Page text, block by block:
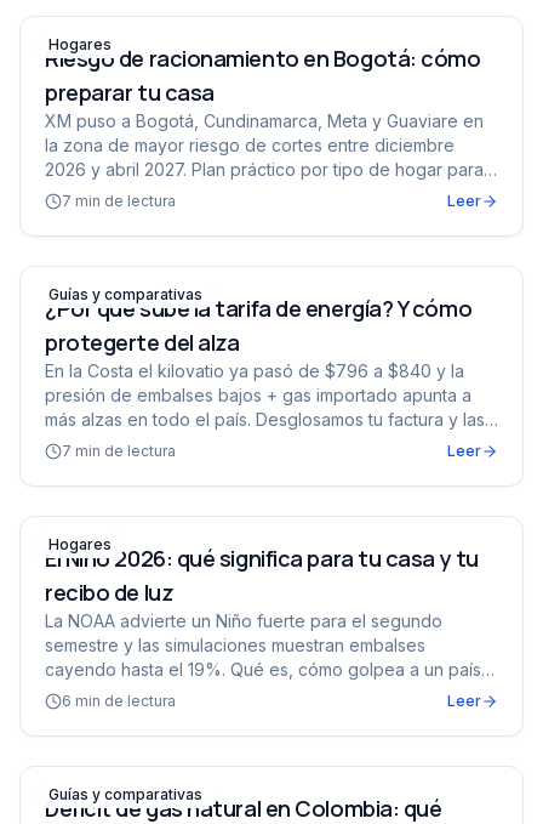
Riesgo de racionamiento en Bogotá: cómo preparar tu
Hogares
Riesgo de racionamiento en Bogotá: cómo
preparar tu casa
XM puso a Bogotá, Cundinamarca, Meta y Guaviare en
la zona de mayor riesgo de cortes entre diciembre
2026 y abril 2027. Plan práctico por tipo de hogar para
pasar los bloques sin luz como si nada.
7 min de lectura Leer
¿Por qué sube la tarifa de energía? Y cómo protegerte
Guías y comparativas
¿Por qué sube la tarifa de energía? Y cómo
protegerte del alza
En la Costa el kilovatio ya pasó de $796 a $840 y la
presión de embalses bajos + gas importado apunta a
más alzas en todo el país. Desglosamos tu factura y las
formas reales de recortarla.
7 min de lectura Leer
El Niño 2026: qué significa para tu casa y tu recibo de
Hogares
El Niño 2026: qué significa para tu casa y tu
recibo de luz
La NOAA advierte un Niño fuerte para el segundo
semestre y las simulaciones muestran embalses
cayendo hasta el 19%. Qué es, cómo golpea a un país
2/3 hídrico y qué hacer en casa desde ya.
6 min de lectura Leer
Déficit de gas natural en Colombia: qué significa para tu
Guías y comparativas
Déficit de gas natural en Colombia: qué